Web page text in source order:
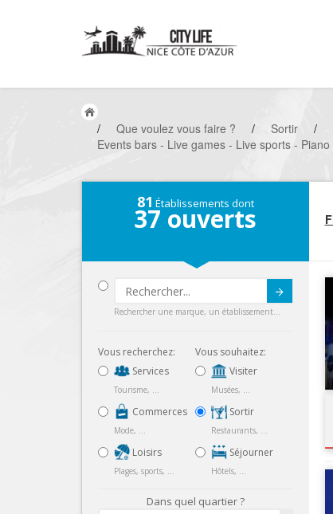
/ Que voulez vous faire ? / Sortir /
Events bars - Live games - Live sports -
81 Établissements dont
37 ouverts
Rechercher une marque, un établissement...
Vous recherchez:
Services
Tourisme, ...
Commerces
Mode, ...
Loisirs
Plages, sports, ...
Vous souhaitez:
Visiter
Musées, ...
Sortir
Restaurants, ...
Séjourner
Hôtels, ...
Dans quel quartier ?